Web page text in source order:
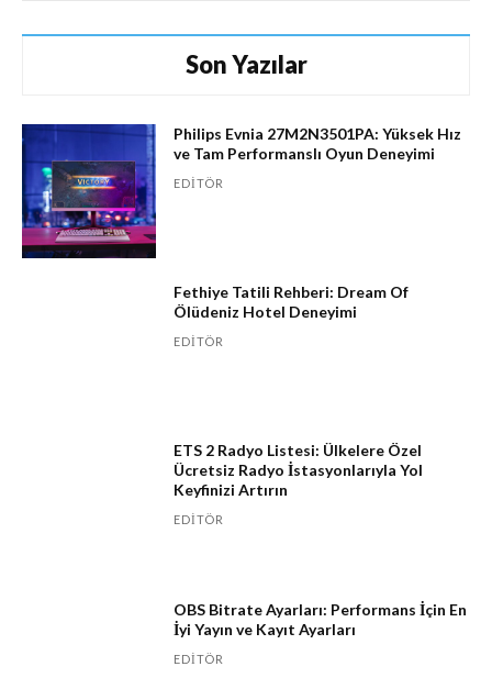
Son Yazılar
Philips Evnia 27M2N3501PA: Yüksek Hız
ve Tam Performanslı Oyun Deneyimi
EDITÖR
Fethiye Tatili Rehberi: Dream Of
Ölüdeniz Hotel Deneyimi
EDITÖR
ETS 2 Radyo Listesi: Ülkelere Özel
Ücretsiz Radyo İstasyonlarıyla Yol
Keyfinizi Artırın
EDITÖR
OBS Bitrate Ayarları: Performans İçin En
İyi Yayın ve Kayıt Ayarları
EDITÖR